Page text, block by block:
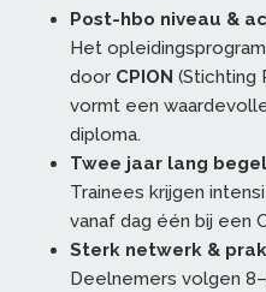
Post-hbo niveau &
Het
door CPION (Stichting
vormt een
diploma.
Twee jaar lang
Trainees krijgen
vanaf dag één bij een
Sterk netwerk &
Deelnemers volgen